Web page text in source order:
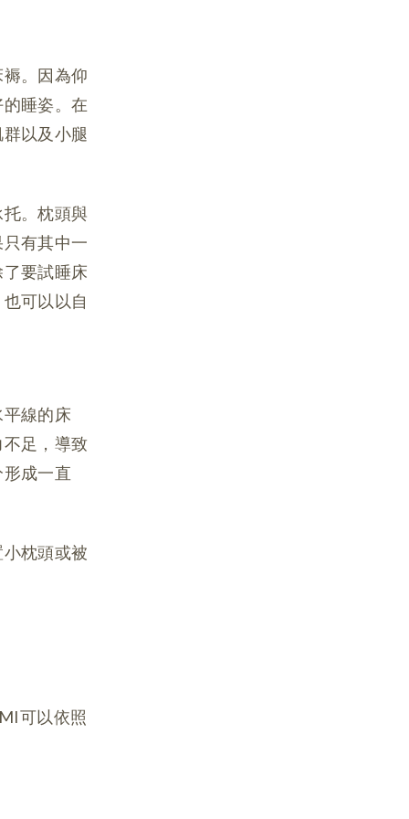
。因為仰
睡姿。在
以及小腿
。枕頭與
有其中一
要試睡床
可以以自
線的床
足，導致
成一直
枕頭或被
可以依照